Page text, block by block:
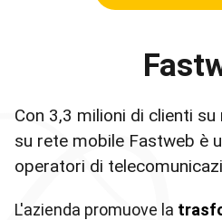
Con 3,3 milioni di clienti
su rete mobile Fastweb è
operatori di
L'azienda promuove la